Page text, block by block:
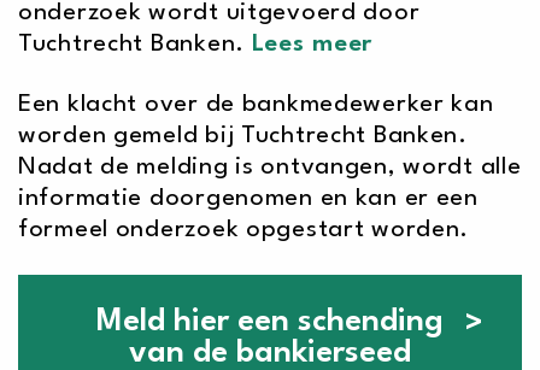
onderzoek wordt uitgevoerd door
Tuchtrecht Banken. Lees meer
Een klacht over de bankmedewerker kan
worden gemeld bij Tuchtrecht Banken.
Nadat de melding is ontvangen, wordt alle
informatie doorgenomen en kan er een
formeel onderzoek opgestart worden.
Meld hier een schending
van de bankierseed